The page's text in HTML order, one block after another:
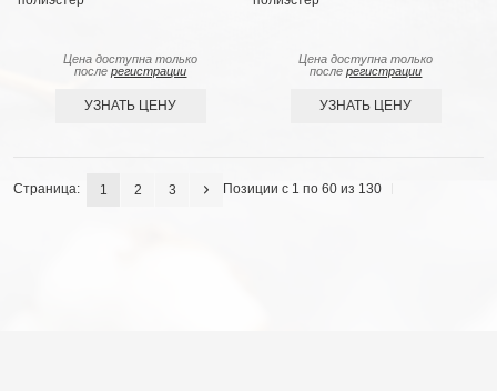
Цена доступна только
послерегистрации
УЗНАТЬ ЦЕНУ
Цена доступна только
послерегистрации
УЗНАТЬ ЦЕНУ
Позиции с 1 по 60 из 130
Страница: 1 2 3